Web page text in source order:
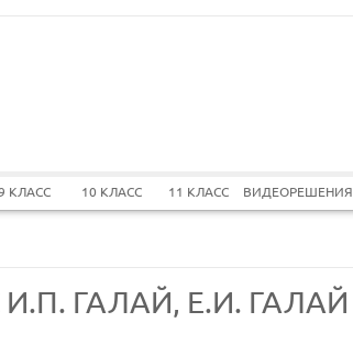
КЛАСС 10 КЛАСС 11 КЛАСС ВИДЕОРЕШЕНИЯ
ГАЛАЙ, Е.И. ГАЛАЙ